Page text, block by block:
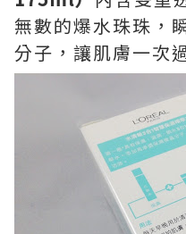
無數的爆水珠珠，
分子，讓肌膚一次